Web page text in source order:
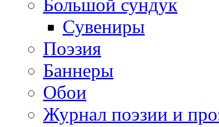
Большой сундук
Сувениры
Поэзия
Баннеры
Обои
Журнал поэзии и